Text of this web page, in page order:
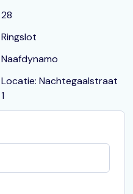
28
Ringslot
Naafdynamo
Locatie: Nachtegaalstraat
1